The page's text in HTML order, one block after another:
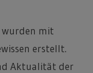
mit
erstellt.
Aktualität der